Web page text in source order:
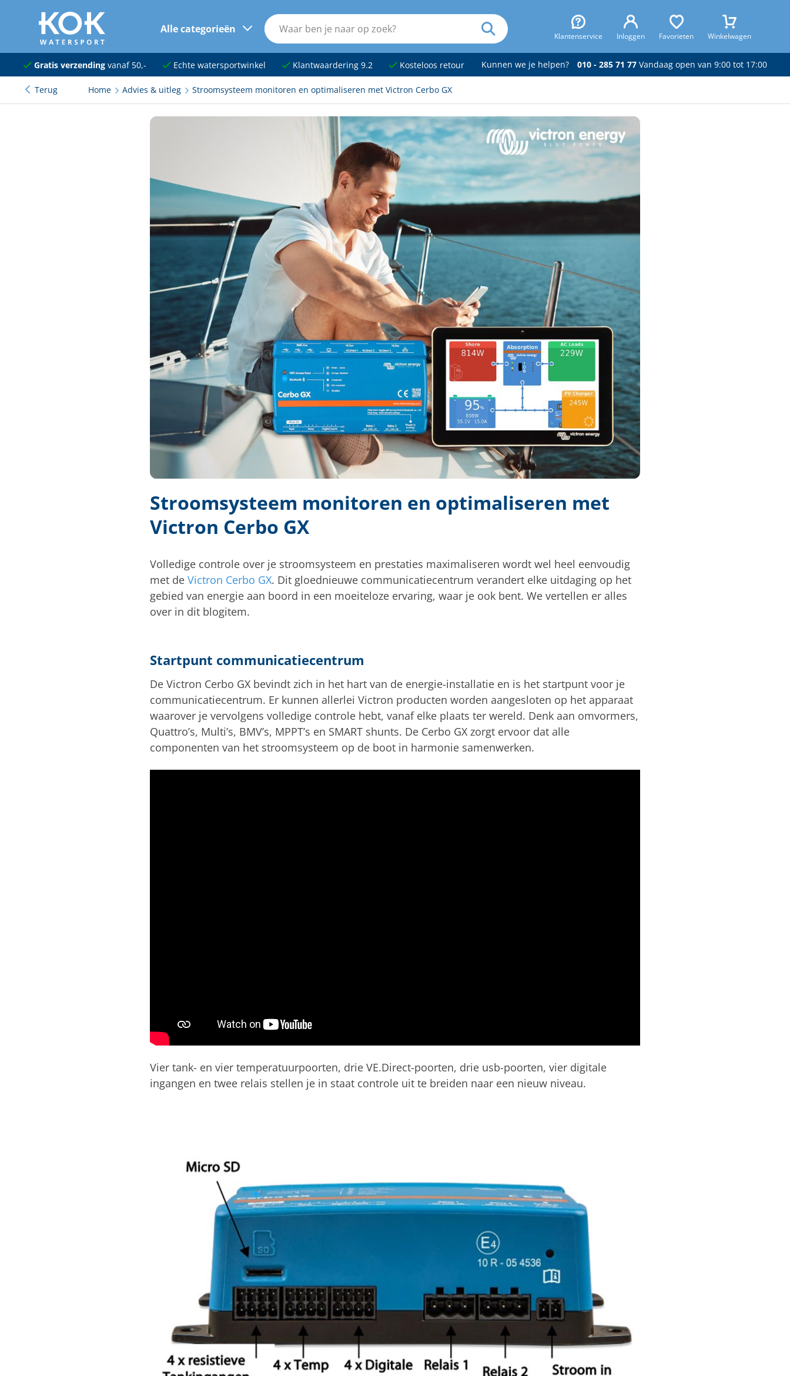
naar hoofdinhoud
Alle categorieën
Klantenservice Inloggen Favorieten Winkelwagen
Navigatie
Dekuitrusting
Ankeren en afmeren
Kleding en schoenen
Boten, toebehoren en fun
Gratis verzendingvanaf 50,- Echte watersportwinkel Klantwaardering 9.2 Kosteloos retour Kunnen we je helpen? 010 - 285 71 77Vandaag open van 9:00 tot 17:00
Terug Home Advies & uitleg Stroomsysteem monitoren en optimaliseren met Victron Cerbo GX
Stroomsysteem monitoren en optimaliseren met
Victron Cerbo GX
Volledige controle over je stroomsysteem en prestaties maximaliseren wordt wel heel eenvoudig
met de Victron Cerbo GX. Dit gloednieuwe communicatiecentrum verandert elke uitdaging op het
gebied van energie aan boord in een moeiteloze ervaring, waar je ook bent. We vertellen er alles
over in dit blogitem.
Startpunt communicatiecentrum
De Victron Cerbo GX bevindt zich in het hart van de energie-installatie en is het startpunt voor je
communicatiecentrum. Er kunnen allerlei Victron producten worden aangesloten op het apparaat
waarover je vervolgens volledige controle hebt, vanaf elke plaats ter wereld. Denk aan omvormers,
Quattro’s, Multi’s, BMV’s, MPPT’s en SMART shunts. De Cerbo GX zorgt ervoor dat alle
componenten van het stroomsysteem op de boot in harmonie samenwerken.
Vier tank- en vier temperatuurpoorten, drie VE.Direct-poorten, drie usb-poorten, vier digitale
ingangen en twee relais stellen je in staat controle uit te breiden naar een nieuw niveau.